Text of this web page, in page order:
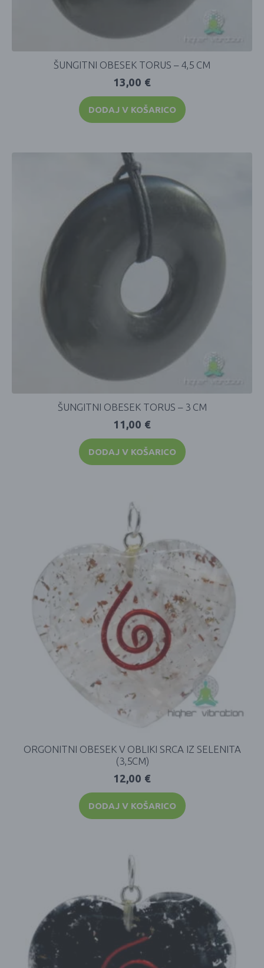
ŠUNGITNI OBESEK TORUS – 4,5 CM
13,00 €
DODAJ V KOŠARICO
ŠUNGITNI OBESEK TORUS – 3 CM
11,00 €
DODAJ V KOŠARICO
ORGONITNI OBESEK V OBLIKI SRCA IZ SELENITA
(3,5CM)
12,00 €
DODAJ V KOŠARICO